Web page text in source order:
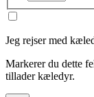
Jeg rejser med
Markerer du dette
tillader kæledyr.